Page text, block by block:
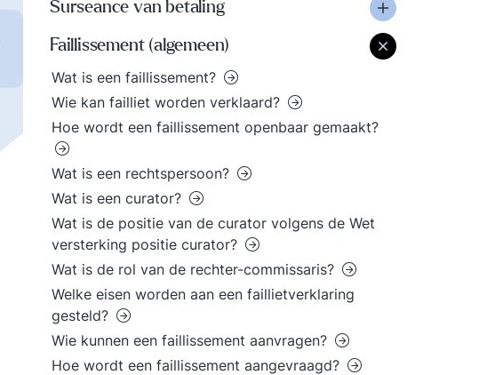
Surseance van betaling
Faillissement (algemeen)
Wat is een faillissement?
Wie kan failliet worden verklaard?
Hoe wordt een faillissement openbaar gemaakt?
Wat is een rechtspersoon?
Wat is een curator?
Wat is de positie van de curator volgens de Wet
versterking positie curator?
Wat is de rol van de rechter-commissaris?
Welke eisen worden aan een faillietverklaring
gesteld?
Wie kunnen een faillissement aanvragen?
Hoe wordt een faillissement aangevraagd?